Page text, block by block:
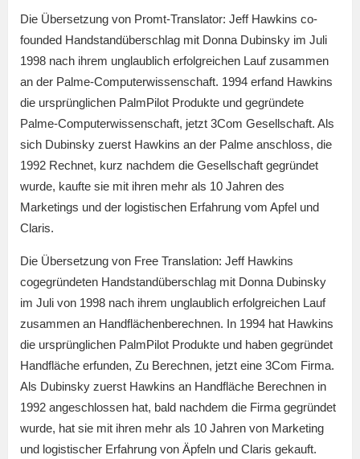
Die Übersetzung von Promt-Translator: Jeff Hawkins co-
founded Handstandüberschlag mit Donna Dubinsky im Juli
1998 nach ihrem unglaublich erfolgreichen Lauf zusammen
an der Palme-Computerwissenschaft. 1994 erfand Hawkins
die ursprünglichen PalmPilot Produkte und gegründete
Palme-Computerwissenschaft, jetzt 3Com Gesellschaft. Als
sich Dubinsky zuerst Hawkins an der Palme anschloss, die
1992 Rechnet, kurz nachdem die Gesellschaft gegründet
wurde, kaufte sie mit ihren mehr als 10 Jahren des
Marketings und der logistischen Erfahrung vom Apfel und
Claris.
Die Übersetzung von Free Translation: Jeff Hawkins
cogegründeten Handstandüberschlag mit Donna Dubinsky
im Juli von 1998 nach ihrem unglaublich erfolgreichen Lauf
zusammen an Handflächenberechnen. In 1994 hat Hawkins
die ursprünglichen PalmPilot Produkte und haben gegründet
Handfläche erfunden, Zu Berechnen, jetzt eine 3Com Firma.
Als Dubinsky zuerst Hawkins an Handfläche Berechnen in
1992 angeschlossen hat, bald nachdem die Firma gegründet
wurde, hat sie mit ihren mehr als 10 Jahren von Marketing
und logistischer Erfahrung von Äpfeln und Claris gekauft.